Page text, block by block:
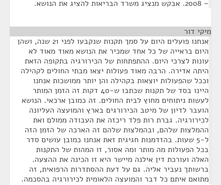
– 2008. אבקש מנציג משרד הבריאות להציג את הנושא.
מיקי דור
אנחנו פועלים היום על סמך תקנות שנקבעו לפני 21 שנה, ושהן
היום בראייה של כל אחד שמכיר את הנושא מאוד מאוד לא
עונות לצרכי היום. ההתפתחות של הכירורגיה בתקופה הזאת
היתה אדירה. הרבה מאוד פעולות יצאו מבתי החולים לקהילה
וככל שהפעולות יוצאות בקהילה והן יותר ממושכות אנחנו
היינו בסד של תקנות שכתבו ש-40 דקות זה הזמן המותר
לעשות ניתוחים מחוץ לבית החולים. זה כמובן ארכאי. הנושא
הועבר לדיון של מיטב הכירורגים בארץ והמועצה העליונה
לכירורגיה. גברת רות פלד ריכזה את העבודה ממולם ואת
ההמלצות שלהם, ובהמלצות שלהם זה הארכה של הזמן הזה
ל-5 שעות. בהזדמנות חגיגית זאת אנחנו כמובן עושים סדר
בכל הפעולות מה מותר ומה אסור, זו המהות של התקנות
האלה ועורכת דין אילנה מיישר היא זו הכינה את ההצעה.
ברשותך נעביר אליה. גם על דעת ההסתדרות הרפואית, זה
מתואם איתם כל דבר והמועצה הלאומית לכירורגיה בהסכמה.